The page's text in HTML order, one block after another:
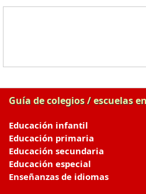
Guía de colegios / escuelas
Educación infantil
Educación primaria
Educación secundaria
Educación especial
Enseñanzas de idiomas